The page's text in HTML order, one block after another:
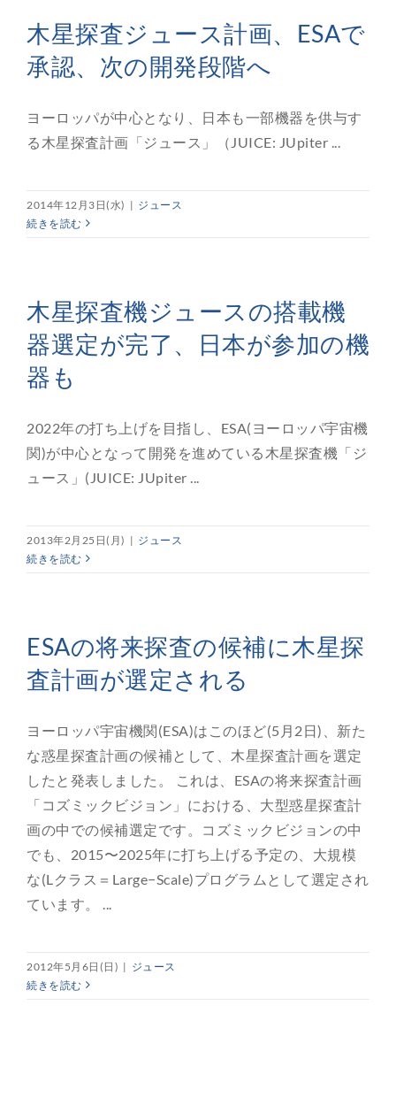
木星探査ジュース計画、ESAで
承認、次の開発段階へ
ヨーロッパが中心となり、日本も一部機器を供与す
る木星探査計画「ジュース」（JUICE: JUpiter ...
2014年12月3日(水) | ジュース
続きを読む
木星探査機ジュースの搭載機
器選定が完了、日本が参加の機
器も
2022年の打ち上げを目指し、ESA(ヨーロッパ宇宙機
関)が中心となって開発を進めている木星探査機「ジ
ュース」(JUICE: JUpiter ...
2013年2月25日(月) | ジュース
続きを読む
ESAの将来探査の候補に木星探
査計画が選定される
ヨーロッパ宇宙機関(ESA)はこのほど(5月2日)、新た
な惑星探査計画の候補として、木星探査計画を選定
したと発表しました。 これは、ESAの将来探査計画
「コズミックビジョン」における、大型惑星探査計
画の中での候補選定です。コズミックビジョンの中
でも、2015〜2025年に打ち上げる予定の、大規模
な(Lクラス＝Large−Scale)プログラムとして選定され
ています。 ...
2012年5月6日(日) | ジュース
続きを読む